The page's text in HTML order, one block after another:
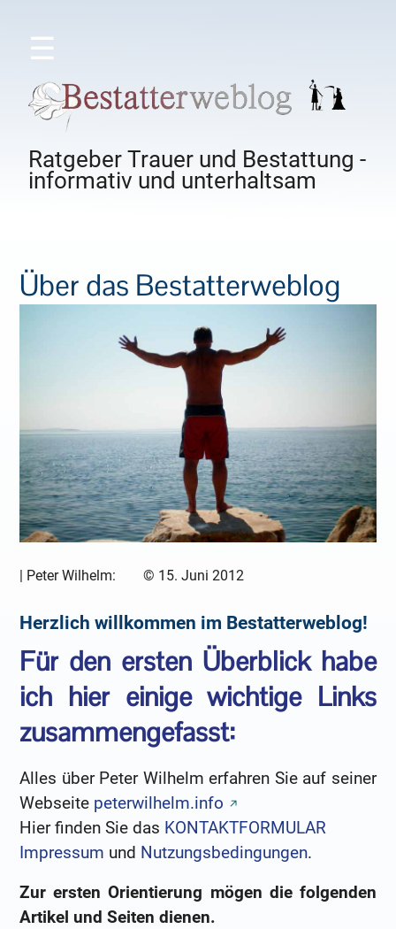
☰
Ratgeber Trauer und Bestattung -
informativ und unterhaltsam
Über das Bestatterweblog
| Peter Wilhelm: © 15. Juni 2012
Herzlich willkommen im Bestatterweblog!
Für den ersten Überblick habe
ich hier einige wichtige Links
zusammengefasst:
Alles über Peter Wilhelm erfahren Sie auf seiner
Webseite peterwilhelm.info
Hier finden Sie das KONTAKTFORMULAR
Impressum und Nutzungsbedingungen.
Zur ersten Orientierung mögen die folgenden
Artikel und Seiten dienen.